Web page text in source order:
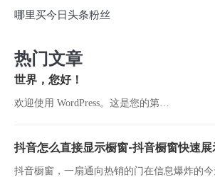
哪里买今日头条粉丝
热门文章
世界，您好！
欢迎使用 WordPress。这是您的第…
抖音怎么直接显示橱窗-抖音橱窗快速展
抖音橱窗，一扇通向热销的门在信息爆炸的